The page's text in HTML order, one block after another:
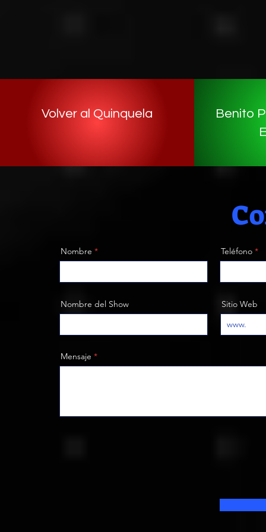
Volver al Quinquela
Benito
Nombre Teléfono
Nombre del Show Sitio Web
Mensaje